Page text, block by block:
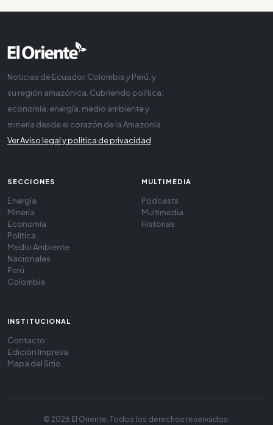
Noticias de Ecuador, Colombia y Perú, y
su región amazónica. Cubriendo política,
economía, energía, medio ambiente y
minería desde el corazón de la Amazonía
Ver Aviso legal y política de privacidad
SECCIONES
Energía
Minería
Economía
Política
Medio Ambiente
Nacionales
Perú
Colombia
MULTIMEDIA
Podcasts
Multimedia
Historias
INSTITUCIONAL
Contacto
Edición Impresa
Mapa del Sitio
© 2026 El Oriente. Todos los derechos reservados.